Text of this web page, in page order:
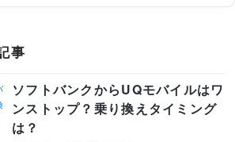
事
ソフトバンクからUQモバイルはワ
ンストップ？乗り換えタイミング
は？